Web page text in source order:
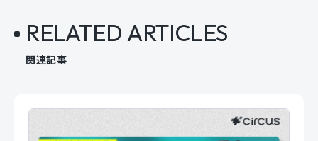
RELATED ARTICLES
関連記事